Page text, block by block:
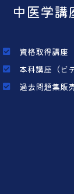
中医学講
資格取得講座
本科講座（ビ
過去問題集販